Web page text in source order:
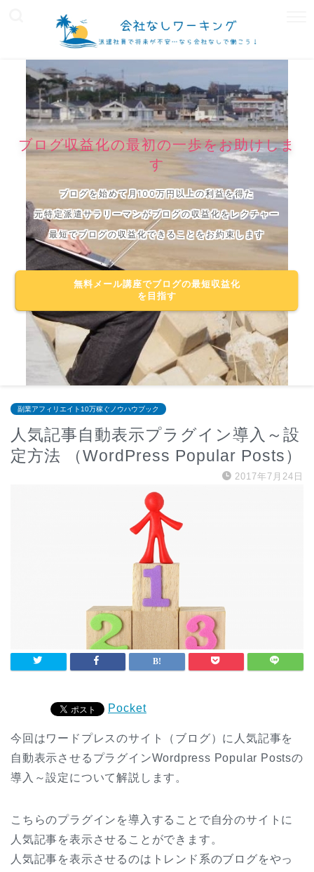
ブログ収益化の最初の一歩をお助けしま
す
ブログを始めて月100万円以上の利益を得た
元特定派遣サラリーマンがブログの収益化をレクチャー
最短でブログの収益化できることをお約束します
無料メール講座でブログの最短収益化
を目指す
副業アフィリエイト10万稼ぐノウハウブック
人気記事自動表示プラグイン導入～設
定方法 （WordPress Popular Posts）
2017年7月24日
Pocket
今回はワードプレスのサイト（ブログ）に人気記事を
自動表示させるプラグインWordpress Popular Postsの
導入～設定について解説します。
こちらのプラグインを導入することで自分のサイトに
人気記事を表示させることができます。
人気記事を表示させるのはトレンド系のブログをやっ